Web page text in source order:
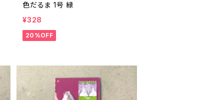
色だるま 1号 緑
¥328
20%OFF